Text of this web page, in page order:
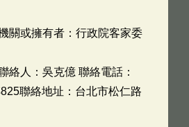
關或擁有者：行政院客家委
絡人：吳克億 聯絡電話：
聯絡地址：台北市松仁路